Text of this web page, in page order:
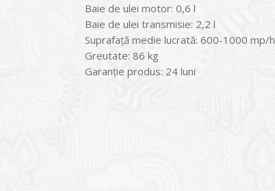
Baie de ulei motor: 0,6 l
Baie de ulei transmisie: 2,2 l
Suprafaţă medie lucrată: 600-1000 mp/h
Greutate: 86 kg
Garanţie produs: 24 luni